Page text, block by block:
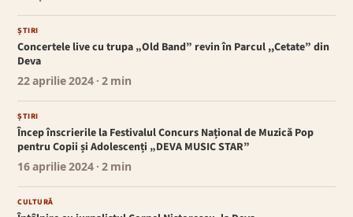
ȘTIRI
Concertele live cu trupa „Old Band” revin în Parcul ,,Cetate” din
Deva
22 aprilie 2024 · 2 min
ȘTIRI
Încep înscrierile la Festivalul Concurs Național de Muzică Pop
pentru Copii și Adolescenți „DEVA MUSIC STAR”
16 aprilie 2024 · 2 min
CULTURĂ